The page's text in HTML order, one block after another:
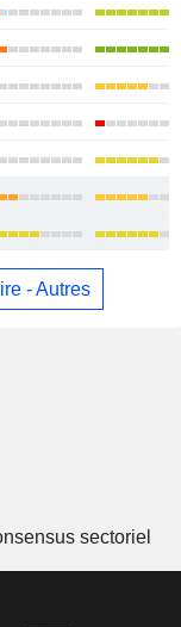
- Autres
sectoriel